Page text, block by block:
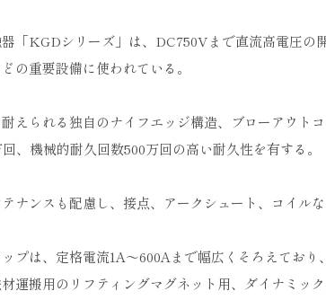
「KGDシリーズ」は、DC750Vまで直流高電圧
の重要設備に使われている。
えられる独自のナイフエッジ構造、ブローアウト
、機械的耐久回数500万回の高い耐久性を有する。
ナンスも配慮し、接点、アークシュート、コイル
プは、定格電流1A～600Aまで幅広くそろえてお
運搬用のリフティングマグネット用、ダイナミッ